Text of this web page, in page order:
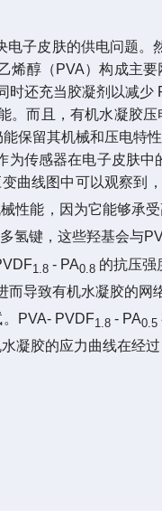
电子皮肤的供电问题
烯醇（PVA）构成主
时还充当胶凝剂以减
。而且，有机水凝胶
保留其机械和压电特
为传感器在电子皮肤
曲线图中可以观察到
性能，因为它能够承
氢键，这些羟基会与
1.8- PA0.8的抗压强
而导致有机水凝胶的
PVA- PVDF1.8- PA0.5
凝胶的应力曲线在经